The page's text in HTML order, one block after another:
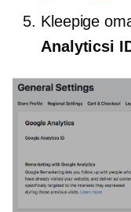
Kleepige
Analyticsi